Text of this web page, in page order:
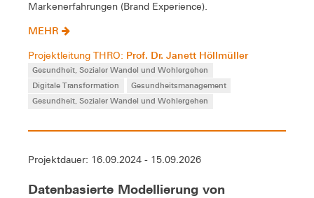
Markenerfahrungen (Brand Experience).
MEHR
Projektleitung THRO: Prof. Dr. Janett Höllmüller
Gesundheit, Sozialer Wandel und Wohlergehen
Digitale Transformation
Gesundheitsmanagement
Gesundheit, Sozialer Wandel und Wohlergehen
Projektdauer: 16.09.2024 - 15.09.2026
Datenbasierte Modellierung von